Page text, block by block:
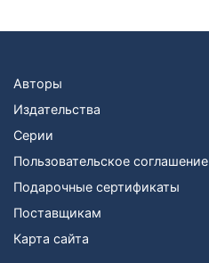
Авторы
Издательства
Серии
Пользовательское соглашение
Подарочные сертификаты
Поставщикам
Карта сайта